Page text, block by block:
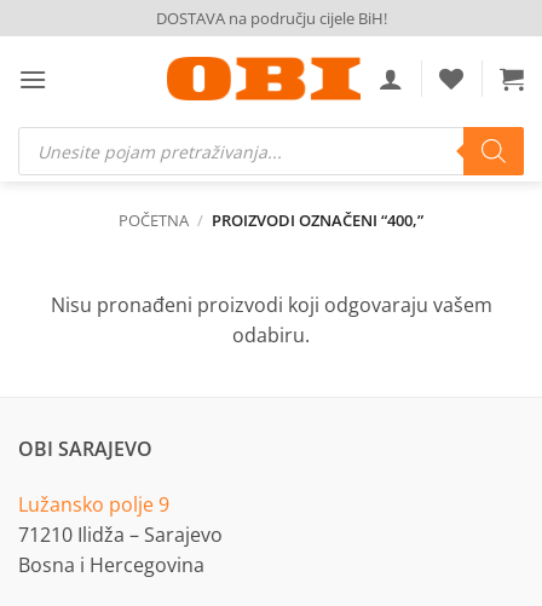
to
content
DOSTAVA na području cijele BiH!
Products
search
POČETNA / PROIZVODI OZNAČENI “400,”
Nisu pronađeni proizvodi koji odgovaraju vašem
odabiru.
OBI SARAJEVO
Lužansko polje 9
71210 Ilidža – Sarajevo
Bosna i Hercegovina